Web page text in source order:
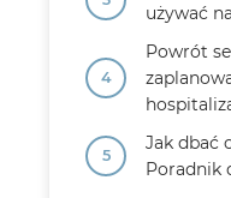
używać
Powrót
Jak dbać
Poradnik